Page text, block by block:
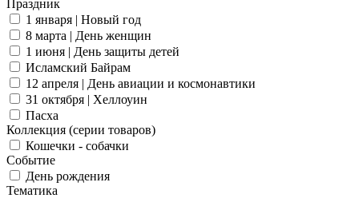
Праздник
1 января | Новый год
8 марта | День женщин
1 июня | День защиты детей
Исламский Байрам
12 апреля | День авиации и космонавтики
31 октября | Хеллоуин
Пасха
Коллекция (серии товаров)
Кошечки - собачки
Событие
День рождения
Тематика